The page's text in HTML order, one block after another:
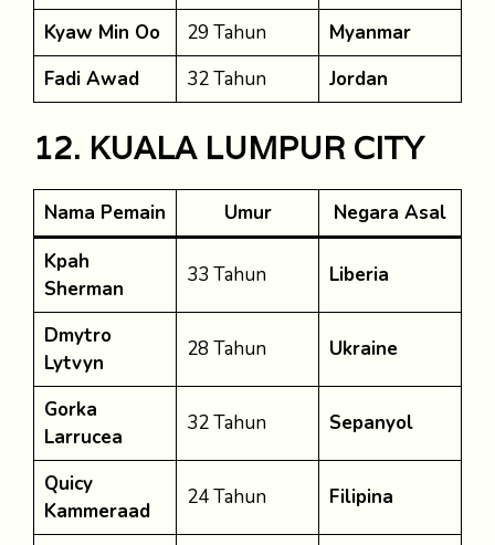
Kyaw Min Oo 29 Tahun
Myanmar
Fadi Awad
32 Tahun Jordan
12. KUALA LUMPUR CITY
Nama Pemain Umur
Negara Asal
Kpah
Sherman
33 Tahun Liberia
Dmytro
Lytvyn
28 Tahun Ukraine
Gorka
Larrucea
32 Tahun Sepanyol
Quicy
Kammeraad
24 Tahun Filipina